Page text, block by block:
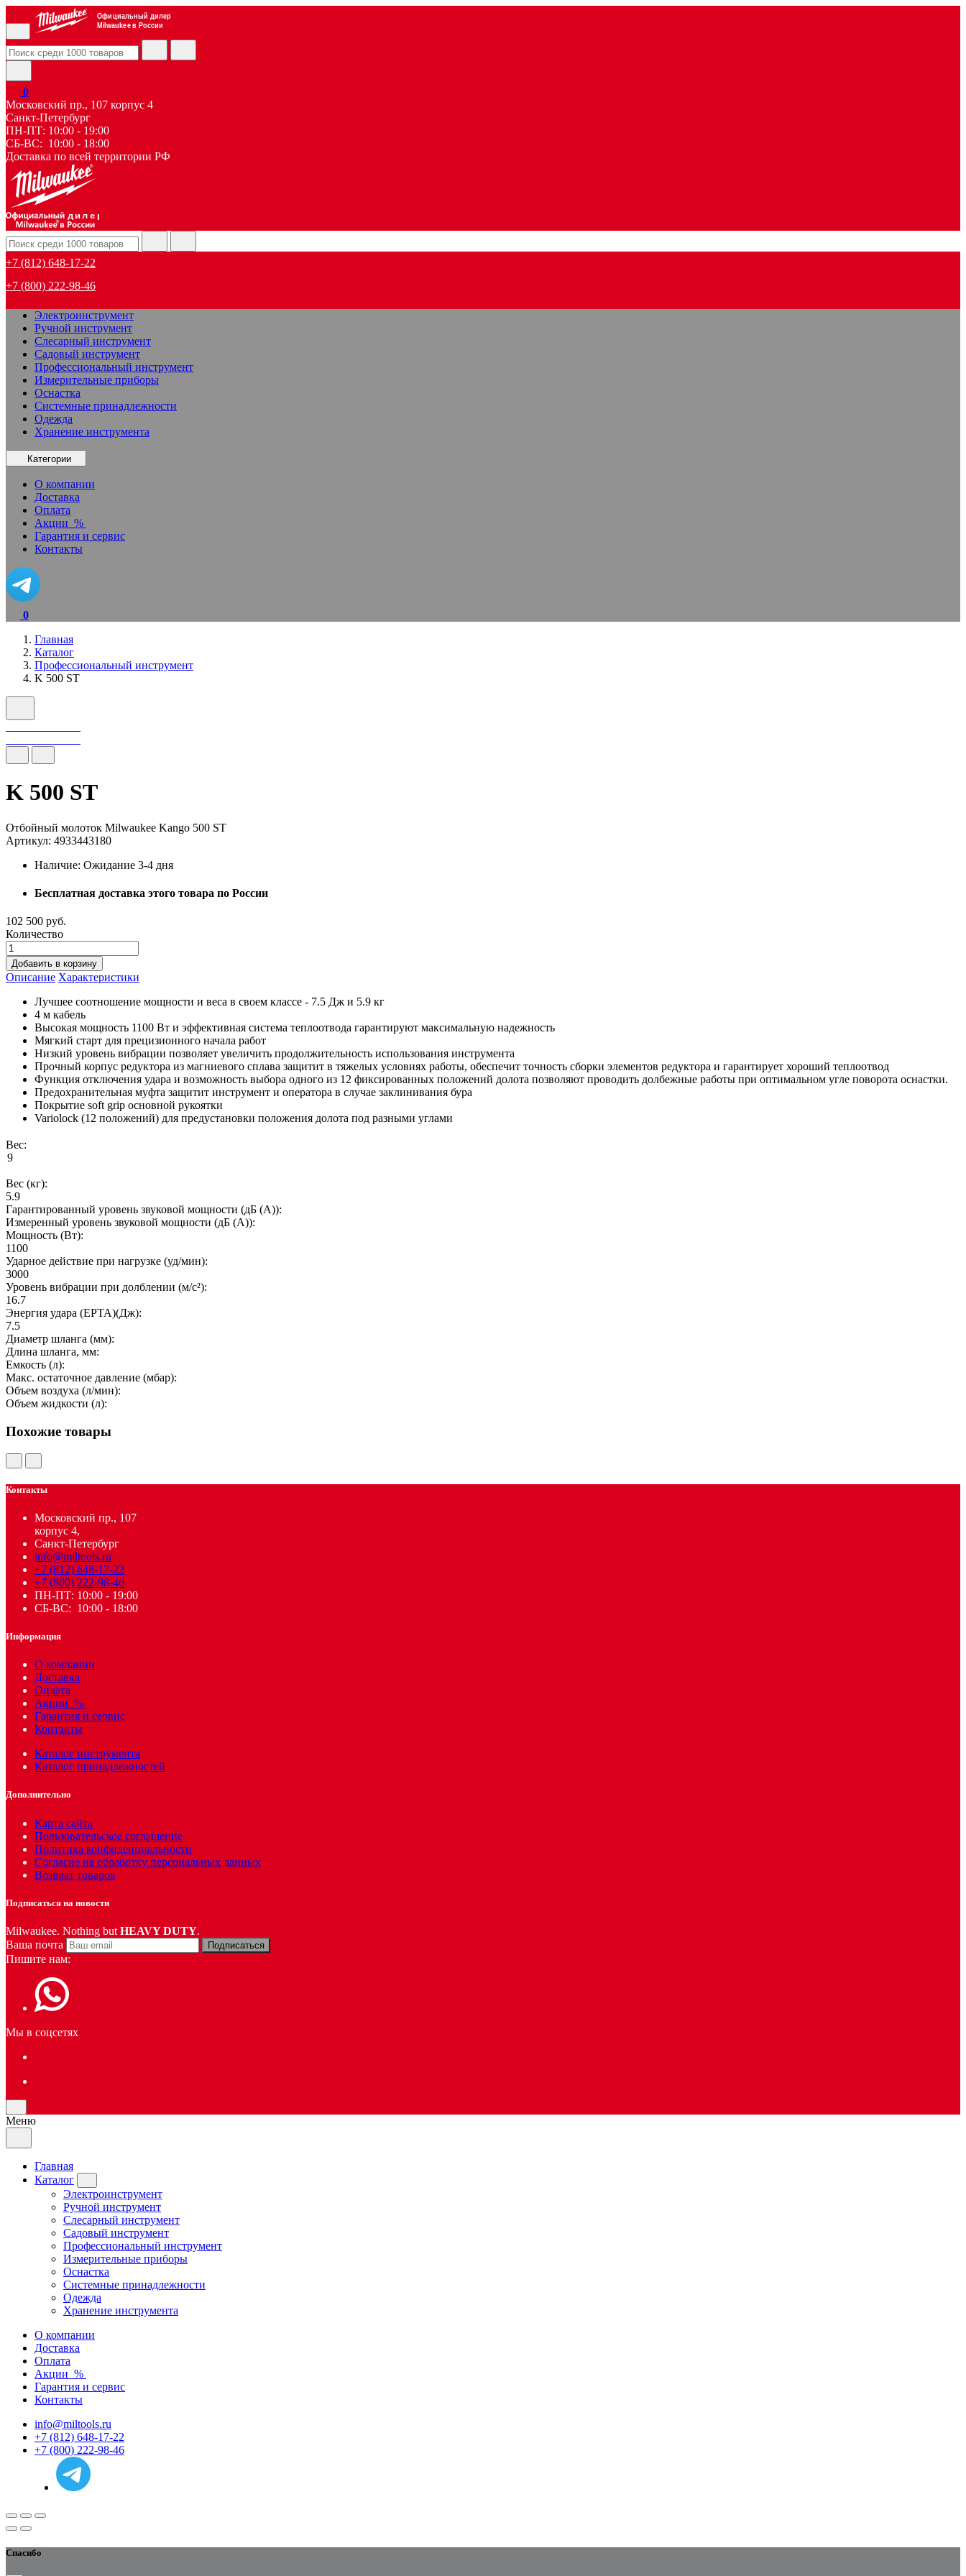
Официальный дилер
Milwaukee в России
0
Московский пр., 107 корпус 4
Санкт-Петербург
ПН-ПТ: 10:00 - 19:00
СБ-ВС: 10:00 - 18:00
Доставка по всей территории РФ
дилер
+7 (812) 648-17-22
+7 (800) 222-98-46
Электроинструмент
Ручной инструмент
Слесарный инструмент
Садовый инструмент
Профессиональный инструмент
Измерительные приборы
Оснастка
Системные принадлежности
Одежда
Хранение инструмента
Категории
О компании
Доставка
Оплата
Акции %
Гарантия и сервис
Контакты
0
Главная
Каталог
Профессиональный инструмент
K 500 ST
K 500 ST
Отбойный молоток Milwaukee Kango 500 ST
Артикул: 4933443180
Наличие: Ожидание 3-4 дня
Бесплатная доставка этого товара по России
102 500 руб.
Количество
Добавить в корзину
Описание Характеристики
Лучшее соотношение мощности и веса в своем классе - 7.5 Дж и 5.9 кг
4 м кабель
Высокая мощность 1100 Вт и эффективная система теплоотвода гарантируют максимальную надежность
Мягкий старт для прецизионного начала работ
Низкий уровень вибрации позволяет увеличить продолжительность использования инструмента
Прочный корпус редуктора из магниевого сплава защитит в тяжелых условиях работы, обеспечит точность сборки элементов редуктора и гарантирует хороший теплоотвод
Функция отключения удара и возможность выбора одного из 12 фиксированных положений долота позволяют проводить долбежные работы при оптимальном угле поворота оснастки.
Предохранительная муфта защитит инструмент и оператора в случае заклинивания бура
Покрытие soft grip основной рукоятки
Variolock (12 положений) для предустановки положения долота под разными углами
Вес:
Вес (кг):
5.9
Гарантированный уровень звуковой мощности (дБ (А)):
Измеренный уровень звуковой мощности (дБ (А)):
Мощность (Вт):
1100
Ударное действие при нагрузке (уд/мин):
3000
Уровень вибрации при долблении (м/с²):
16.7
Энергия удара (EPTA)(Дж):
7.5
Диаметр шланга (мм):
Длина шланга, мм:
Емкость (л):
Макс. остаточное давление (мбар):
Объем воздуха (л/мин):
Объем жидкости (л):
Похожие товары
Контакты
Московский пр., 107
корпус 4,
Санкт-Петербург
info@miltools.ru
+7 (812) 648-17-22
+7 (800) 222-98-46
ПН-ПТ: 10:00 - 19:00
СБ-ВС: 10:00 - 18:00
Информация
О компании
Доставка
Оплата
Акции %
Гарантия и сервис
Контакты
Каталог инструмента
Каталог принадлежностей
Дополнительно
Карта сайта
Пользовательское соглашение
Политика конфиденциальности
Согласие на обработку персональных данных
Возврат товаров
Подписаться на новости
Milwaukee. Nothing but HEAVY DUTY.
Ваша почта
Подписаться
Пишите нам:
Мы в соцсетях
Меню
Главная
Каталог
Электроинструмент
Ручной инструмент
Слесарный инструмент
Садовый инструмент
Профессиональный инструмент
Измерительные приборы
Оснастка
Системные принадлежности
Одежда
Хранение инструмента
О компании
Доставка
Оплата
Акции %
Гарантия и сервис
Контакты
info@miltools.ru
+7 (812) 648-17-22
+7 (800) 222-98-46
Спасибо